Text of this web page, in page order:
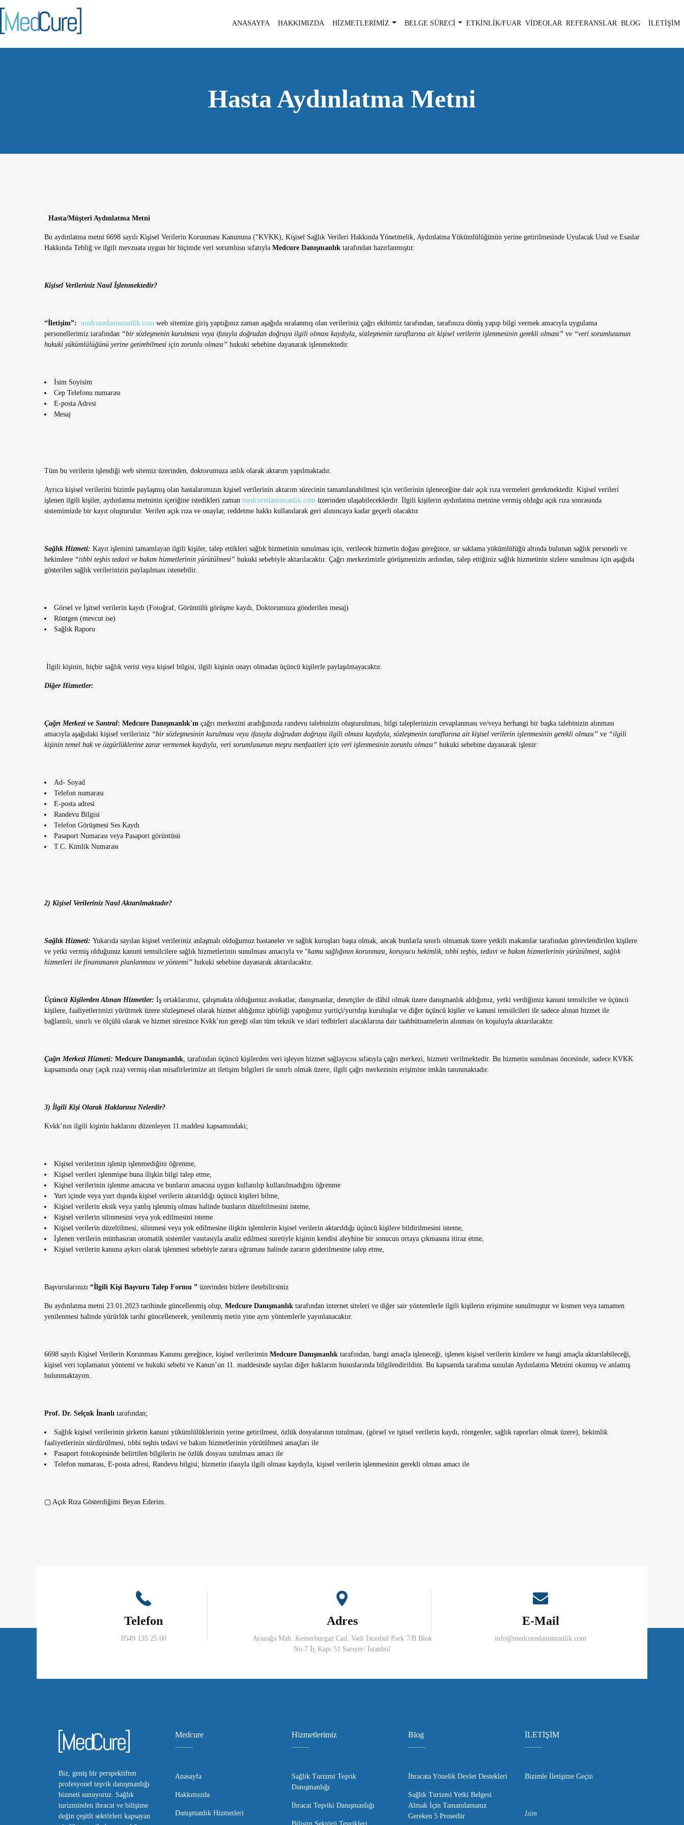
ANASAYFA HAKKIMIZDA HİZMETLERİMİZ BELGE SÜRECİ ETKİNLİK/FUAR VİDEOLAR REFERANSLAR BLOG İLETİŞİM
Hasta Aydınlatma Metni
Hasta/Müşteri Aydınlatma Metni
Bu aydınlatma metni 6698 sayılı Kişisel Verilerin Korunması Kanununa (“KVKK), Kişisel Sağlık Verileri Hakkında Yönetmelik, Aydınlatma Yükümlülüğünün yerine getirilmesinde Uyulacak Usul ve Esaslar
Hakkında Tebliğ ve ilgili mevzuata uygun bir biçimde veri sorumlusu sıfatıyla Medcure Danışmanlık tarafından hazırlanmıştır.
Kişisel Verileriniz Nasıl İşlenmektedir?
“İletişim”: medcuredanismanlik.com web sitemize giriş yaptığınız zaman aşağıda sıralanmış olan verileriniz çağrı ekibimiz tarafından, tarafınıza dönüş yapıp bilgi vermek amacıyla uygulama
personellerimiz tarafından “bir sözleşmenin kurulması veya ifasıyla doğrudan doğruya ilgili olması kaydıyla, sözleşmenin taraflarına ait kişisel verilerin işlenmesinin gerekli olması” ve “veri sorumlusunun
hukuki yükümlülüğünü yerine getirebilmesi için zorunlu olması” hukuki sebebine dayanarak işlenmektedir.
İsim Soyisim
Cep Telefonu numarası
E-posta Adresi
Mesaj
Tüm bu verilerin işlendiği web sitemiz üzerinden, doktorumuza anlık olarak aktarım yapılmaktadır.
Ayrıca kişisel verilerini bizimle paylaşmış olan hastalarımızın kişisel verilerinin aktarım sürecinin tamamlanabilmesi için verilerinin işleneceğine dair açık rıza vermeleri gerekmektedir. Kişisel verileri
işlenen ilgili kişiler, aydınlatma metninin içeriğine istedikleri zaman medcuredanismanlik.com üzerinden ulaşabileceklerdir. İlgili kişilerin aydınlatma metnine vermiş olduğu açık rıza sonrasında
sistemimizde bir kayıt oluşturulur. Verilen açık rıza ve onaylar, reddetme hakkı kullanılarak geri alınıncaya kadar geçerli olacaktır.
Sağlık Hizmeti: Kayıt işlemini tamamlayan ilgili kişiler, talep ettikleri sağlık hizmetinin sunulması için, verilecek hizmetin doğası gereğince, sır saklama yükümlülüğü altında bulunan sağlık personeli ve
hekimlere “tıbbi teşhis tedavi ve bakım hizmetlerinin yürütülmesi” hukuki sebebiyle aktarılacaktır. Çağrı merkezimizle görüşmenizin ardından, talep ettiğiniz sağlık hizmetinin sizlere sunulması için aşağıda
gösterilen sağlık verilerinizin paylaşılması istenebilir.
Görsel ve İşitsel verilerin kaydı (Fotoğraf, Görüntülü görüşme kaydı, Doktorumuza gönderilen mesaj)
Röntgen (mevcut ise)
Sağlık Raporu
İlgili kişinin, hiçbir sağlık verisi veya kişisel bilgisi, ilgili kişinin onayı olmadan üçüncü kişilerle paylaşılmayacaktır.
Diğer Hizmetler:
Çağrı Merkezi ve Santral: Medcure Danışmanlık'ın çağrı merkezini aradığınızda randevu talebinizin oluşturulması, bilgi taleplerinizin cevaplanması ve/veya herhangi bir başka talebinizin alınması
amacıyla aşağıdaki kişisel verileriniz “bir sözleşmesinin kurulması veya ifasıyla doğrudan doğruya ilgili olması kaydıyla, sözleşmenin taraflarına ait kişisel verilerin işlenmesinin gerekli olması” ve “ilgili
kişinin temel hak ve özgürlüklerine zarar vermemek kaydıyla, veri sorumlusunun meşru menfaatleri için veri işlenmesinin zorunlu olması” hukuki sebebine dayanarak işlenir:
Ad- Soyad
Telefon numarası
E-posta adresi
Randevu Bilgisi
Telefon Görüşmesi Ses Kaydı
Pasaport Numarası veya Pasaport görüntüsü
T.C. Kimlik Numarası
2) Kişisel Verileriniz Nasıl Aktarılmaktadır?
Sağlık Hizmeti: Yukarıda sayılan kişisel verileriniz anlaşmalı olduğumuz hastaneler ve sağlık kuruşları başta olmak, ancak bunlarla sınırlı olmamak üzere yetkili makamlar tarafından görevlendirilen kişilere
ve yetki vermiş olduğunuz kanuni temsilcilere sağlık hizmetlerinin sunulması amacıyla ve “kamu sağlığının korunması, koruyucu hekimlik, tıbbi teşhis, tedavi ve bakım hizmetlerinin yürütülmesi, sağlık
hizmetleri ile finansmanın planlanması ve yöntemi” hukuki sebebine dayanarak aktarılacaktır.
Üçüncü Kişilerden Alınan Hizmetler: İş ortaklarımız, çalışmakta olduğumuz avukatlar, danışmanlar, denetçiler de dâhil olmak üzere danışmanlık aldığımız, yetki verdiğimiz kanuni temsilciler ve üçüncü
kişilere, faaliyetlerimizi yürütmek üzere sözleşmesel olarak hizmet aldığımız işbirliği yaptığımız yurtiçi/yurtdışı kuruluşlar ve diğer üçüncü kişiler ve kanuni temsilcileri ile sadece alınan hizmet ile
bağlantılı, sınırlı ve ölçülü olarak ve hizmet süresince Kvkk’nın gereği olan tüm teknik ve idari tedbirleri alacaklarına dair taahhütnamelerin alınması ön koşuluyla aktarılacaktır.
Çağrı Merkezi Hizmeti: Medcure Danışmanlık , tarafından üçüncü kişilerden veri işleyen hizmet sağlayıcısı sıfatıyla çağrı merkezi, hizmeti verilmektedir. Bu hizmetin sunulması öncesinde, sadece KVKK
kapsamında onay (açık rıza) vermiş olan misafirlerimize ait iletişim bilgileri ile sınırlı olmak üzere, ilgili çağrı merkezinin erişimine imkân tanınmaktadır.
3) İlgili Kişi Olarak Haklarınız Nelerdir?
Kvkk’nın ilgili kişinin haklarını düzenleyen 11.maddesi kapsamındaki;
Kişisel verilerinin işlenip işlenmediğini öğrenme,
Kişisel verileri işlenmişse buna ilişkin bilgi talep etme,
Kişisel verilerinin işlenme amacına ve bunların amacına uygun kullanılıp kullanılmadığını öğrenme
Yurt içinde veya yurt dışında kişisel verilerin aktarıldığı üçüncü kişileri bilme,
Kişisel verilerin eksik veya yanlış işlenmiş olması halinde bunların düzeltilmesini isteme,
Kişisel verilerin silinmesini veya yok edilmesini isteme
Kişisel verilerin düzeltilmesi, silinmesi veya yok edilmesine ilişkin işlemlerin kişisel verilerin aktarıldığı üçüncü kişilere bildirilmesini isteme,
İşlenen verilerin münhasıran otomatik sistemler vasıtasıyla analiz edilmesi suretiyle kişinin kendisi aleyhine bir sonucun ortaya çıkmasına itiraz etme,
Kişisel verilerin kanuna aykırı olarak işlenmesi sebebiyle zarara uğraması halinde zararın giderilmesine talep etme,
Başvurularınızı “İlgili Kişi Başvuru Talep Formu ” üzerinden bizlere iletebilirsiniz
Bu aydınlatma metni 23.01.2023 tarihinde güncellenmiş olup, Medcure Danışmanlık tarafından internet siteleri ve diğer sair yöntemlerle ilgili kişilerin erişimine sunulmuştur ve kısmen veya tamamen
yenilenmesi halinde yürürlük tarihi güncellenerek, yenilenmiş metin yine aynı yöntemlerle yayınlanacaktır.
6698 sayılı Kişisel Verilerin Korunması Kanunu gereğince, kişisel verilerimin Medcure Danışmanlık tarafından, hangi amaçla işleneceği, işlenen kişisel verilerin kimlere ve hangi amaçla aktarılabileceği,
kişisel veri toplamanın yöntemi ve hukuki sebebi ve Kanun’un 11. maddesinde sayılan diğer haklarım hususlarında bilgilendirildim. Bu kapsamda tarafıma sunulan Aydınlatma Metnini okumuş ve anlamış
bulunmaktayım.
Prof. Dr. Selçuk İnanlı tarafından;
Sağlık kişisel verilerinin şirketin kanuni yükümlülüklerinin yerine getirilmesi, özlük dosyalarının tutulması, (görsel ve işitsel verilerin kaydı, röntgenler, sağlık raporları olmak üzere), hekimlik
faaliyetlerinin sürdürülmesi, tıbbi teşhis tedavi ve bakım hizmetlerinin yürütülmesi amaçları ile
Pasaport fotokopisinde belirtilen bilgilerin ise özlük dosyası tutulması amacı ile
Telefon numarası, E-posta adresi, Randevu bilgisi; hizmetin ifasıyla ilgili olması kaydıyla, kişisel verilerin işlenmesinin gerekli olması amacı ile
▢ Açık Rıza Gösterdiğimi Beyan Ederim.
Telefon
0549 135 25 00
Adres
Ayazağa Mah. Kemerburgaz Cad. Vadi İstanbul Park 7/B Blok
No:7 İç Kapı 51 Sarıyer/ İstanbul
E-Mail
info@medcuredanismanlik.com
Biz, geniş bir perspektiften
profesyonel teşvik danışmanlığı
hizmeti sunuyoruz. Sağlık
turizminden ihracat ve bilişime
değin çeşitli sektörleri kapsayan
Medcure
Anasayfa
Hakkımızda
Danışmanlık Hizmetleri
Hizmetlerimiz
Sağlık Turizmi Teşvik
Danışmanlığı
İhracat Teşviki Danışmanlığı
Blog
İhracata Yönelik Devlet Destekleri
Sağlık Turizmi Yetki Belgesi
Almak İçin Tamamlamanız
Gereken 5 Prosedür
İLETİŞİM
Bizimle İletişime Geçin